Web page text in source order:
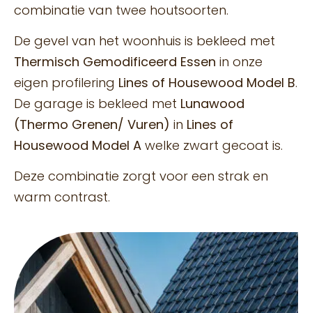
combinatie van twee houtsoorten.
De gevel van het woonhuis is bekleed met
Thermisch Gemodificeerd Essen in onze
eigen profilering Lines of Housewood Model B.
De garage is bekleed met Lunawood
(Thermo Grenen/ Vuren) in Lines of
Housewood Model A welke zwart gecoat is.
Deze combinatie zorgt voor een strak en
warm contrast.